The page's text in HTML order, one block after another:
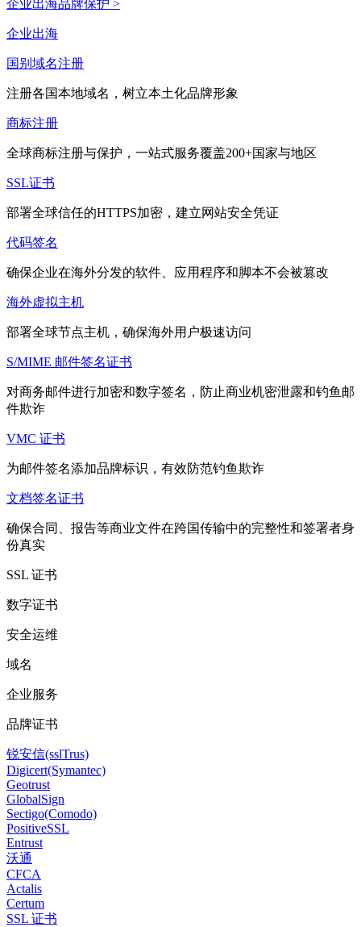
企业出海品牌保护 >
企业出海
国别域名注册
注册各国本地域名，树立本土化品牌形象
商标注册
全球商标注册与保护，一站式服务覆盖200+国家与地区
SSL证书
部署全球信任的HTTPS加密，建立网站安全凭证
代码签名
确保企业在海外分发的软件、应用程序和脚本不会被篡改
海外虚拟主机
部署全球节点主机，确保海外用户极速访问
S/MIME 邮件签名证书
对商务邮件进行加密和数字签名，防止商业机密泄露和钓鱼邮
件欺诈
VMC 证书
为邮件签名添加品牌标识，有效防范钓鱼欺诈
文档签名证书
确保合同、报告等商业文件在跨国传输中的完整性和签署者身
份真实
SSL 证书
数字证书
安全运维
域名
企业服务
品牌证书
锐安信(sslTrus)
Digicert(Symantec)
Geotrust
GlobalSign
Sectigo(Comodo)
PositiveSSL
Entrust
沃通
CFCA
Actalis
Certum
SSL 证书